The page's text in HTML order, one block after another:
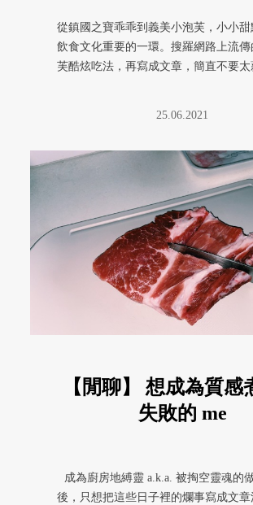
從鎮國之寶乖乖到義美小泡芙，小小甜
飲食文化重要的一環。搜羅網路上流
芙酷炫吃法，再寫成文章，簡直不要太
25.06.2021
【閒聊】 想成為質感
失敗的 me
成為廚房地縛靈 a.k.a. 被掏空靈魂的
後，只想把這些日子裡的爛事寫成文章